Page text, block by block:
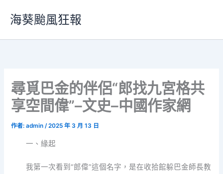
要
海葵颱風狂報
尋覓巴金的伴侶“郎找九宮格共
享空間偉”–文史–中國作家網
作者:admin/2025 年 3 月 13 日
一、緣起
我第一次看到“郎偉”這個名字，是在收拾館躲巴金師長教